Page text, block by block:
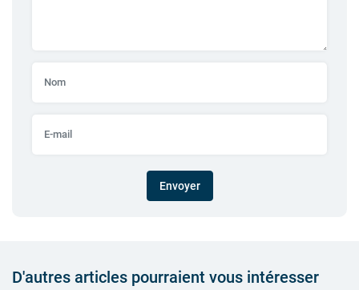
Envoyer
D'autres articles pourraient vous intéresser